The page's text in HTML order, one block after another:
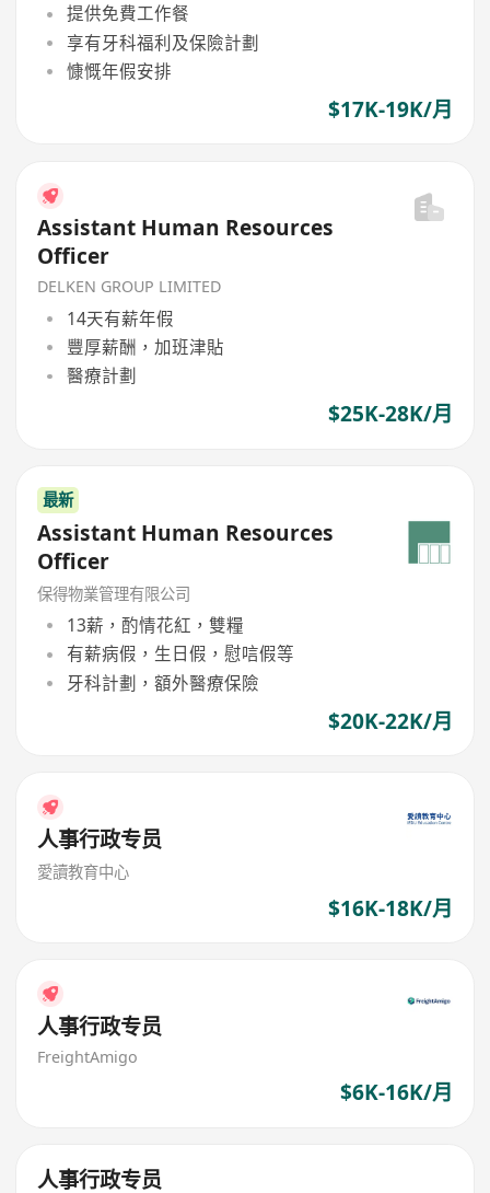
提供免費工作餐
享有牙科福利及保險計劃
慷慨年假安排
$17K-19K/月
Assistant Human Resources
Officer
DELKEN GROUP LIMITED
14天有薪年假
豐厚薪酬，加班津貼
醫療計劃
$25K-28K/月
最新
Assistant Human Resources
Officer
保得物業管理有限公司
13薪，酌情花紅，雙糧
有薪病假，生日假，慰唁假等
牙科計劃，額外醫療保險
$20K-22K/月
人事行政专员
愛讀教育中心
$16K-18K/月
人事行政专员
FreightAmigo
$6K-16K/月
人事行政专员